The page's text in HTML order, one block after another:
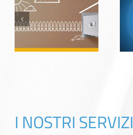
Cyber Risk
I NOSTRI SERVIZI